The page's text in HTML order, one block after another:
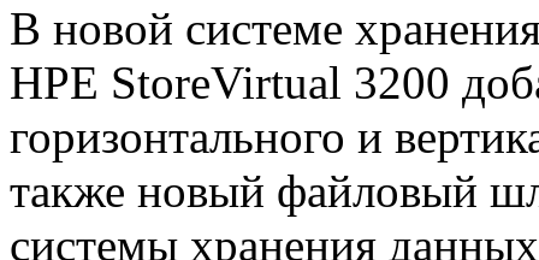
В новой системе
HPE StoreVirtual 3200
горизонтального и
также новый файловый
системы хранения